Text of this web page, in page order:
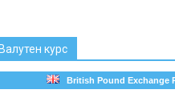
курс
British Pound Exchange